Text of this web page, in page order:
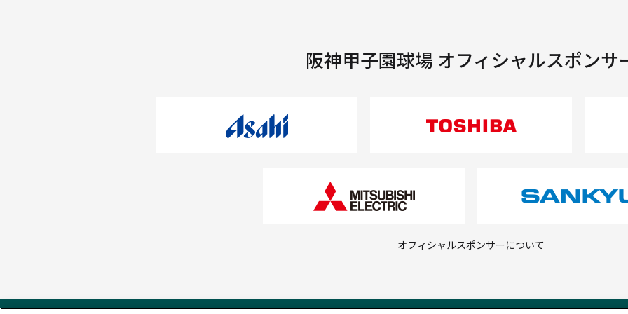
阪神甲子園球場 オフィシャルスポンサ
オフィシャルスポンサーについて